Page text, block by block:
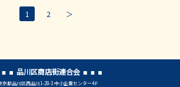
1 2 ＞
品川区商店街連合会
京都品川区西品川1-28-3 中小企業センター4Ｆ